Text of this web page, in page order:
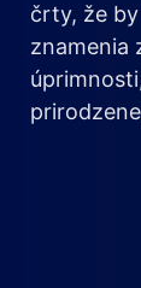
črty, že
znamenia